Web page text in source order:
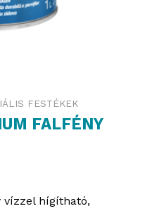
FESTÉKEK
FALFÉNY
vízzel hígítható,